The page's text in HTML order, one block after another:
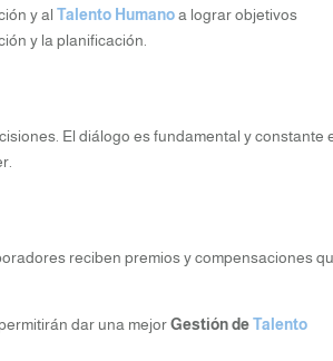
y alTalento Humano a lograr objetivos
y la planificación.
El diálogo es fundamental y constante
reciben premios y compensaciones
dar una mejorGestión deTalento